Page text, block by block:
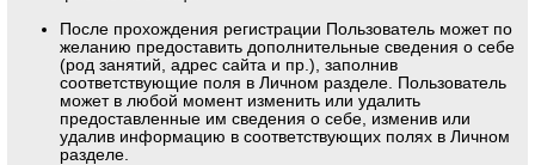
После прохождения регистрации Пользователь может по
желанию предоставить дополнительные сведения о себе
(род занятий, адрес сайта и пр.), заполнив
соответствующие поля в Личном разделе. Пользователь
может в любой момент изменить или удалить
предоставленные им сведения о себе, изменив или
удалив информацию в соответствующих полях в Личном
разделе.